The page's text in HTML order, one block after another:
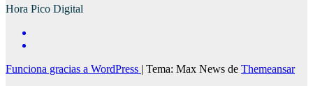
Hora Pico Digital
Funciona gracias a WordPress | Tema: Max News de Themeansar